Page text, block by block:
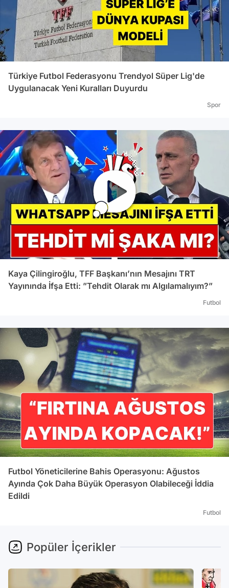
Türkiye Futbol Federasyonu Trendyol Süper Lig'de
Uygulanacak Yeni Kuralları Duyurdu
Spor
Kaya Çilingiroğlu, TFF Başkanı’nın Mesajını TRT
Yayınında İfşa Etti: ”Tehdit Olarak mı Algılamalıyım?”
Futbol
Futbol Yöneticilerine Bahis Operasyonu: Ağustos
Ayında Çok Daha Büyük Operasyon Olabileceği İddia
Edildi
Futbol
Popüler İçerikler